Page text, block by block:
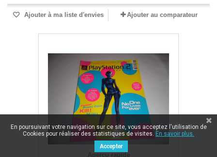
Ajouter à ma liste d'envies Ajouter au comparateur
En poursuivant votre navigation sur ce site, vous acceptez l'utilisation de
Cookies pour réaliser des statistiques de visites. En savoir plus.
Accepter